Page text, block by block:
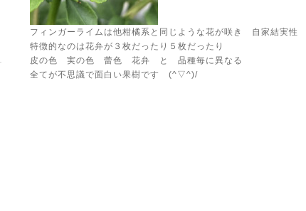
フィンガーライムは他柑橘系と同じような花が咲き 自家結実性
特徴的なのは花弁が３枚だったり５枚だったり
皮の色 実の色 蕾色 花弁 と 品種毎に異なる
全てが不思議で面白い果樹です (^▽^)/